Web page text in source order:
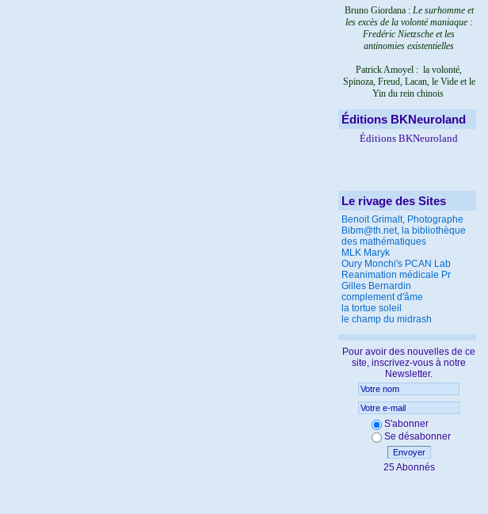
Bruno Giordana : Le surhomme et
les excès de la volonté maniaque :
Fredéric Nietzsche et les
antinomies existentielles
Patrick Amoyel : la volonté,
Spinoza, Freud, Lacan, le Vide et le
Yin du rein chinois
Éditions BKNeuroland
Éditions BKNeuroland
Le rivage des Sites
Benoit Grimalt, Photographe
Bibm@th.net, la bibliothèque
des mathématiques
MLK Maryk
Oury Monchi's PCAN Lab
Reanimation médicale Pr
Gilles Bernardin
complement d'âme
la tortue soleil
le champ du midrash
Pour avoir des nouvelles de ce
site, inscrivez-vous à notre
Newsletter.
S'abonner
Se désabonner
Envoyer
25 Abonnés